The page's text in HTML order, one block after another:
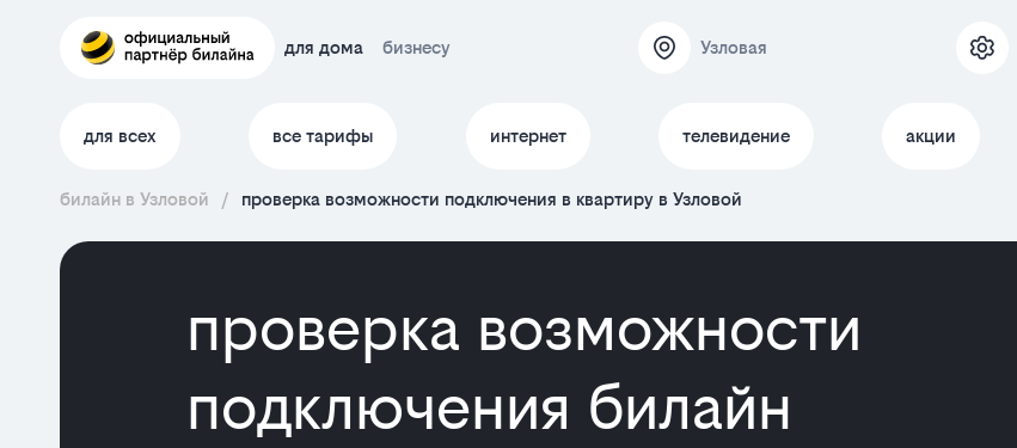
для дома бизнесу Узловая
для всех все тарифы интернет телевидение акции
билайн в Узловой / проверка возможности подключения в квартиру в Узловой
проверка возможности
подключения билайн